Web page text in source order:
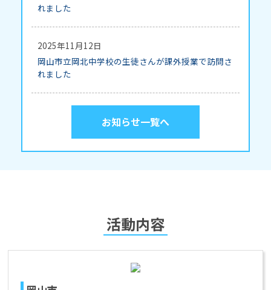
れました
2025年11月12日
岡山市立岡北中学校の生徒さんが課外授業で訪問さ
れました
お知らせ一覧へ
活動内容